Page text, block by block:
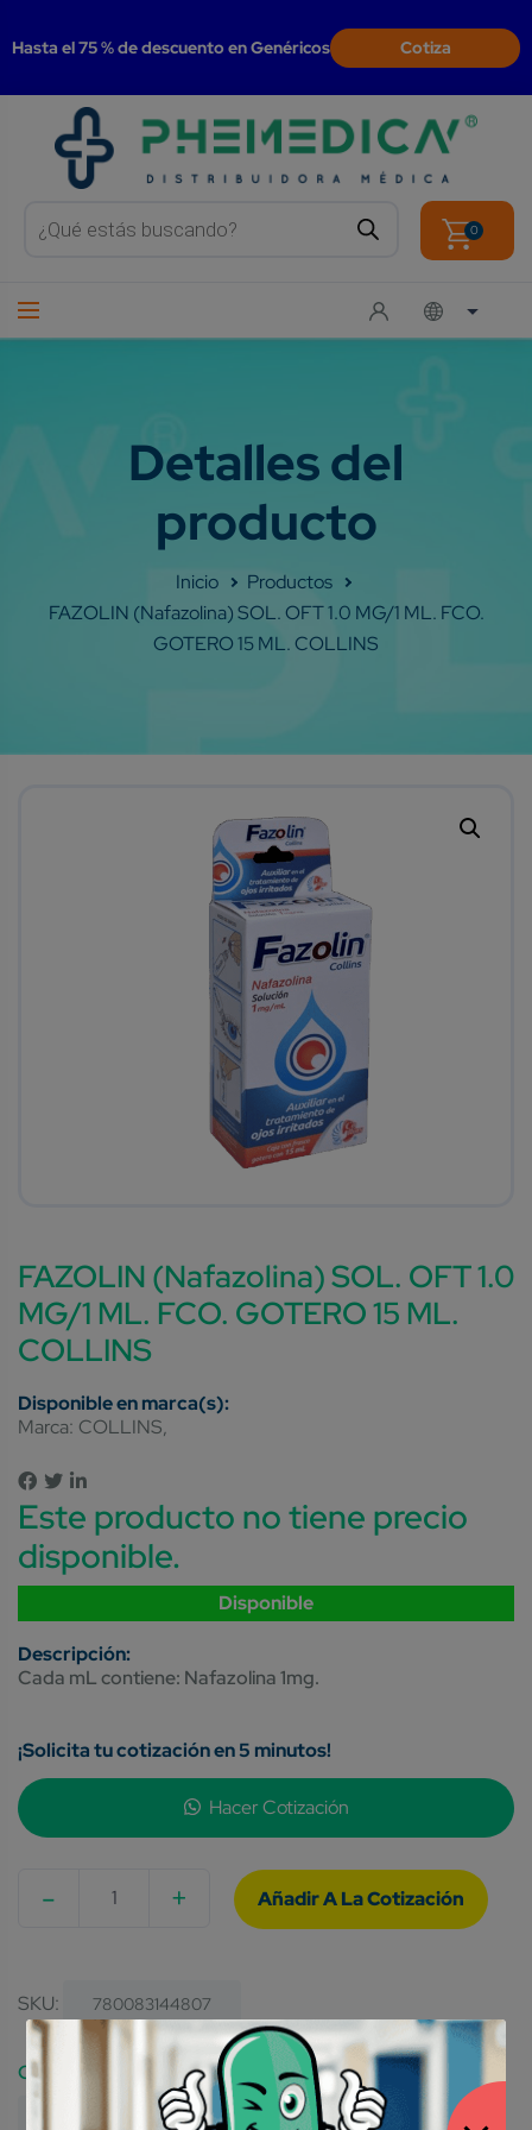
Hasta el 75 % de descuento en Genéricos Cotiza
search 0
Shop
FAZOLIN (Nafazolina) SOL. OFT 1.0 MG/1 ML. FCO.
GOTERO 15 ML. COLLINS
FAZOLIN (Nafazolina) SOL. OFT 1.0
MG/1 ML. FCO. GOTERO 15 ML.
COLLINS
Marca: COLLINS
Este producto no tiene precio
disponible.
Disponible
Cada mL contiene: Nafazolina 1mg.
¡Solicita tu cotización en 5 minutos!
Hacer Cotización
- +
SKU: 780083144807
Category:
Medicamentos Genéricos